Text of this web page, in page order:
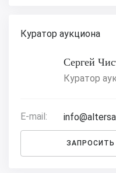
Куратор аукциона
Сергей
Куратор
E-mail: